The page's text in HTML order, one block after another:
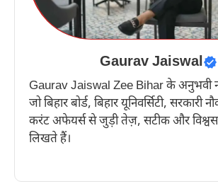
Gaurav Jaiswal
Gaurav Jaiswal Zee Bihar के अनुभवी
जो बिहार बोर्ड, बिहार यूनिवर्सिटी, सरकारी
करंट अफेयर्स से जुड़ी तेज़, सटीक और
लिखते हैं।